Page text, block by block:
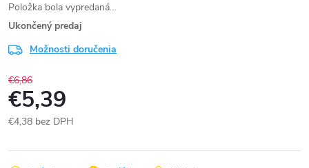
Položka bola vypredaná…
Ukončený predaj
Možnosti doručenia
€6,86
€5,39
€4,38 bez DPH
cena: